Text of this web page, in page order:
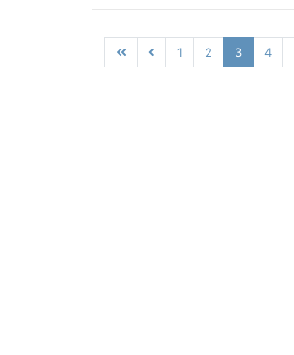
1 2 3 4